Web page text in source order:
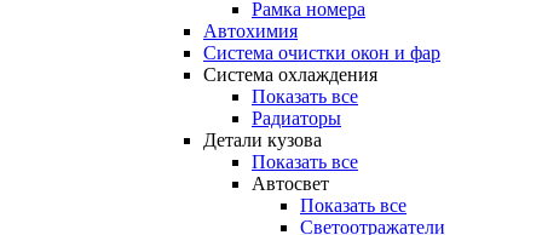
Рамка номера
Автохимия
Система очистки окон и фар
Система охлаждения
Показать все
Радиаторы
Детали кузова
Показать все
Автосвет
Показать все
Светоотражатели